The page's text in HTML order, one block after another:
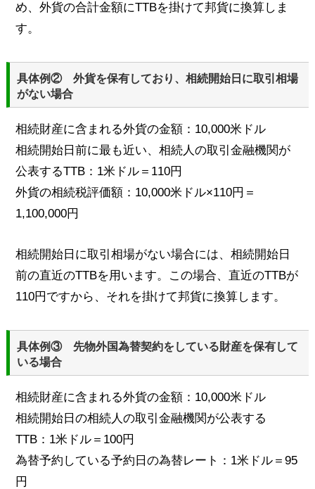
め、外貨の合計金額にTTBを掛けて邦貨に換算しま
す。
具体例② 外貨を保有しており、相続開始日に取引相場
がない場合
相続財産に含まれる外貨の金額：10,000米ドル
相続開始日前に最も近い、相続人の取引金融機関が
公表するTTB：1米ドル＝110円
外貨の相続税評価額：10,000米ドル×110円＝
1,100,000円
相続開始日に取引相場がない場合には、相続開始日
前の直近のTTBを用います。この場合、直近のTTBが
110円ですから、それを掛けて邦貨に換算します。
具体例③ 先物外国為替契約をしている財産を保有して
いる場合
相続財産に含まれる外貨の金額：10,000米ドル
相続開始日の相続人の取引金融機関が公表する
TTB：1米ドル＝100円
為替予約している予約日の為替レート：1米ドル＝95
円